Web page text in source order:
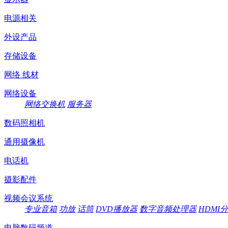
电源相关
外设产品
存储设备
网络 线材
网络设备
网络交换机 服务器
数码照相机
通用摄像机
电话机
摄影配件
视频会议系统
专业音箱 功放 话筒 DVD播放器 数字音频处理器 HDMI